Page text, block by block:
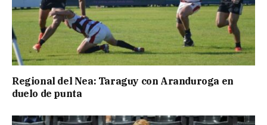
Regional del Nea: Taraguy con Aranduroga en
duelo de punta